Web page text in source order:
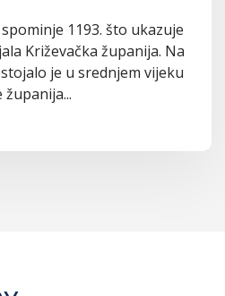
1193. što ukazuje
Križevačka županija. Na
je u srednjem vijeku
županija...